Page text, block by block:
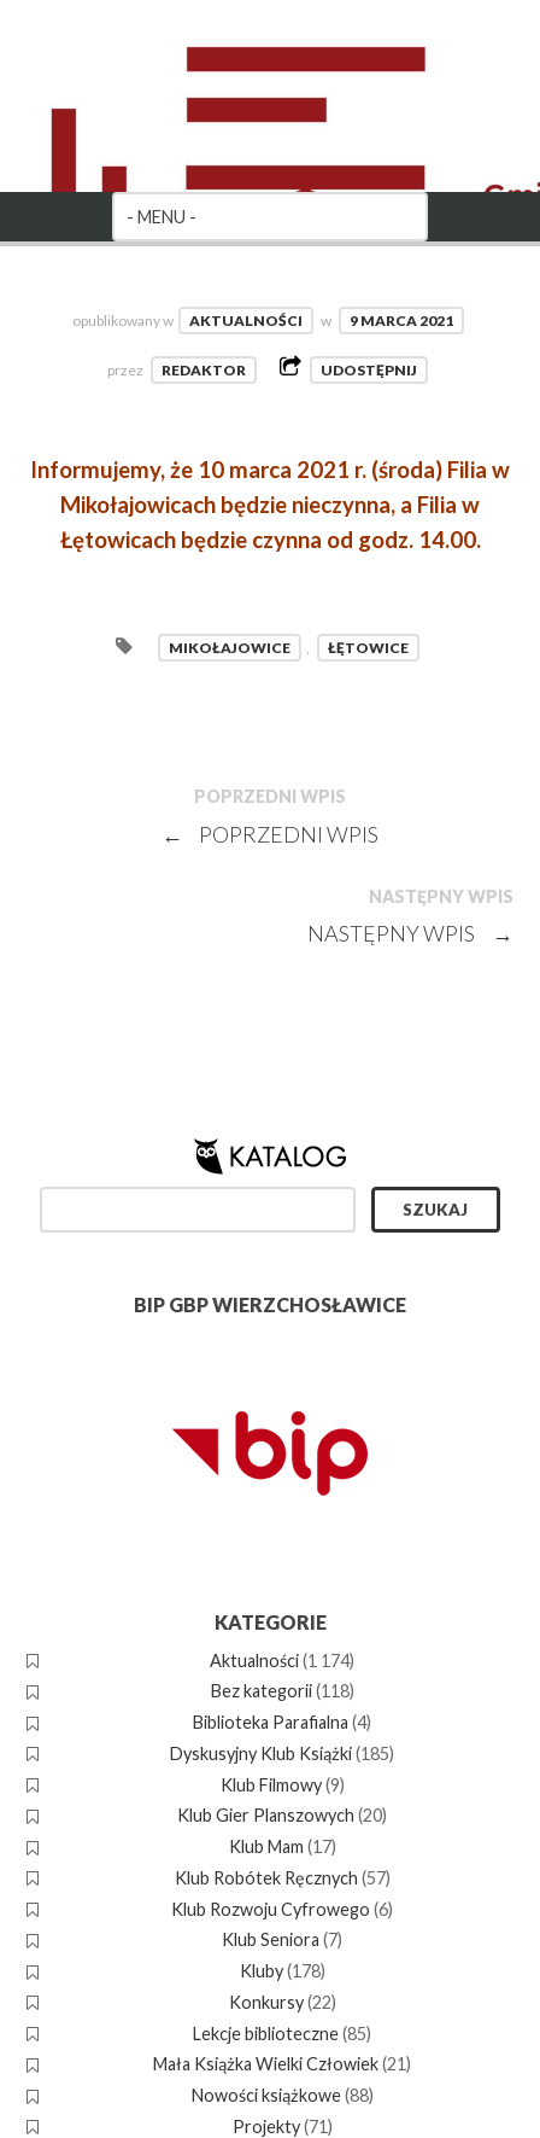
opublikowany w AKTUALNOŚCI w 9 MARCA 2021
przez REDAKTOR UDOSTĘPNIJ
Informujemy, że 10 marca 2021 r. (środa) Filia w
Mikołajowicach będzie nieczynna, a Filia w
Łętowicach będzie czynna od godz. 14.00.
MIKOŁAJOWICE ŁĘTOWICE
POPRZEDNI WPIS
← POPRZEDNI WPIS
NASTĘPNY WPIS
NASTĘPNY WPIS →
BIP GBP WIERZCHOSŁAWICE
KATEGORIE
Aktualności(1 174)
Bez kategorii(118)
Biblioteka Parafialna (4)
Dyskusyjny Klub Książki(185)
Klub Filmowy(9)
Klub Gier Planszowych (20)
Klub Mam (17)
Klub Robótek Ręcznych (57)
Klub Rozwoju Cyfrowego (6)
Klub Seniora (7)
Kluby(178)
Konkursy(22)
Lekcje biblioteczne(85)
Mała Książka Wielki Człowiek(21)
Nowości książkowe(88)
Projekty(71)